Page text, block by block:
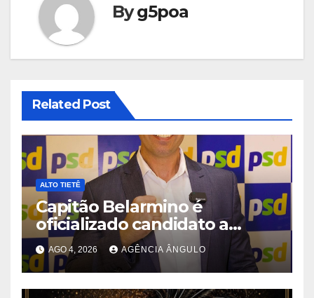
Byg5poa
Related Post
ALTO TIETÊ
Capitão Belarmino é
oficializado candidato a
deputado estadual pelo PSD
durante convenção em São
Paulo
AGO 4, 2026 AGÊNCIA ÂNGULO